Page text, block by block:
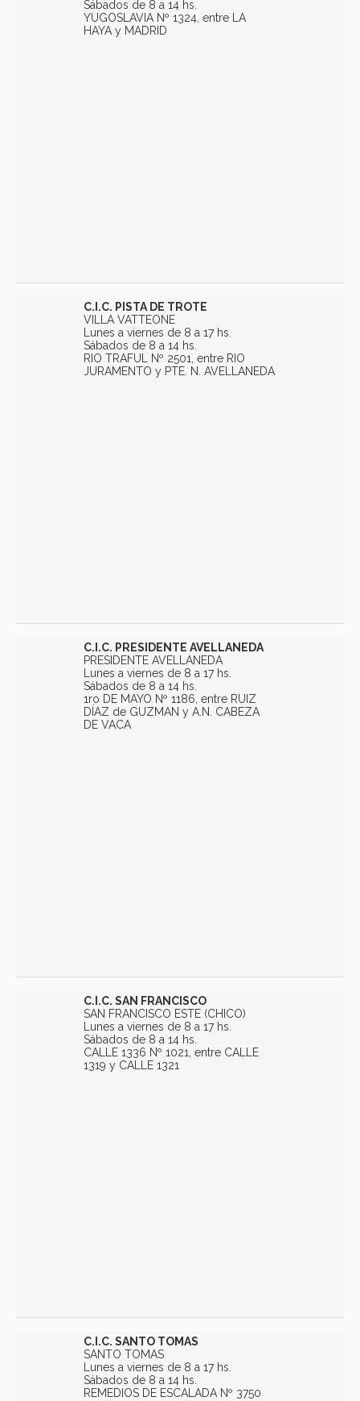
Sábados de 8 a 14 hs.
YUGOSLAVIA Nº 1324, entre LA
HAYA y MADRID
C.I.C. PISTA DE TROTE
VILLA VATTEONE
Lunes a viernes de 8 a 17 hs.
Sábados de 8 a 14 hs.
RIO TRAFUL Nº 2501, entre RIO
JURAMENTO y PTE. N. AVELLANEDA
C.I.C. PRESIDENTE AVELLANEDA
PRESIDENTE AVELLANEDA
Lunes a viernes de 8 a 17 hs.
Sábados de 8 a 14 hs.
1ro DE MAYO Nº 1186, entre RUIZ
DÍAZ de GUZMAN y A.N. CABEZA
DE VACA
C.I.C. SAN FRANCISCO
SAN FRANCISCO ESTE (CHICO)
Lunes a viernes de 8 a 17 hs.
Sábados de 8 a 14 hs.
CALLE 1336 Nº 1021, entre CALLE
1319 y CALLE 1321
C.I.C. SANTO TOMAS
SANTO TOMAS
Lunes a viernes de 8 a 17 hs.
Sábados de 8 a 14 hs.
REMEDIOS DE ESCALADA Nº 3750